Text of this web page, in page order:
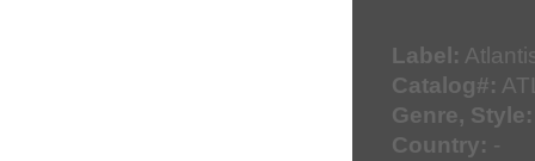
Label:
Catalog#:
Genre, Style:
Country: -